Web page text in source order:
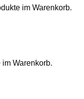
im Warenkorb.
Warenkorb.